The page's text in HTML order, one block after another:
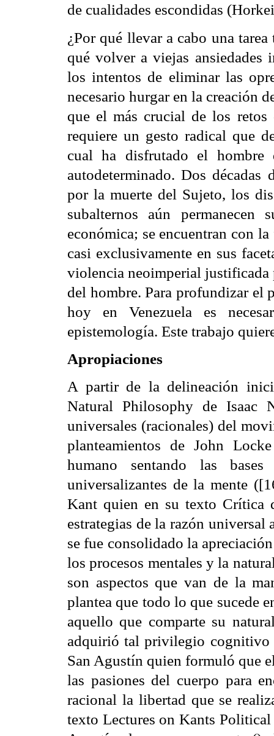
de cualidades escondidas
¿Por qué llevar a cabo una
qué volver a viejas ansiedades
los intentos de eliminar las
necesario hurgar en la creación
que el más crucial de los retos
requiere un gesto radical que
cual ha disfrutado el hombre
autodeterminado. Dos
por la muerte del Sujeto, los
subalternos aún
económica; se encuentran con
casi exclusivamente en sus
violencia neoimperial justificada
del hombre. Para profundizar el
hoy en Venezuela es
epistemología. Este trabajo
Apropiaciones
A partir de la delineación
Natural Philosophy de Isaac
universales (racionales) del
planteamientos de John
humano sentando las
universalizantes de la mente
Kant quien en su texto Crítica
estrategias de la razón universal
se fue consolidado la
los procesos mentales y la
son aspectos que van de la
plantea que todo lo que sucede
aquello que comparte su
adquirió tal privilegio cognitivo
San Agustín quien formuló que
las pasiones del cuerpo para
racional la libertad que se
texto Lectures on Kants